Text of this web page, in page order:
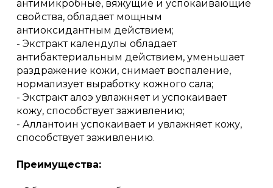
антимикробные, вяжущие и успокаивающие
свойства, обладает мощным
антиоксидантным действием;
- Экстракт календулы обладает
антибактериальным действием, уменьшает
раздражение кожи, снимает воспаление,
нормализует выработку кожного сала;
- Экстракт алоэ увлажняет и успокаивает
кожу, способствует заживлению;
- Аллантоин успокаивает и увлажняет кожу,
способствует заживлению.
Преимущества: